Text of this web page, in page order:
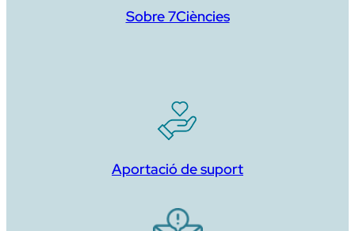
Sobre 7Ciències
Aportació de suport